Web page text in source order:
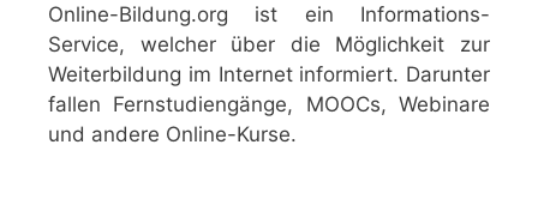
Online-Bildung.org ist ein Informations-
Service, welcher über die Möglichkeit zur
Weiterbildung im Internet informiert. Darunter
fallen Fernstudiengänge, MOOCs, Webinare
und andere Online-Kurse.